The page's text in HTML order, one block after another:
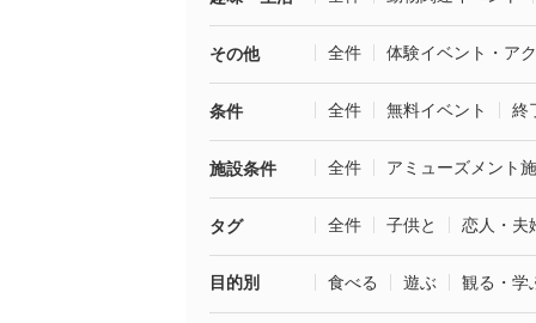
その他 全件 体験イベント・ア
条件 全件 無料イベント 終
施設条件 全件 アミューズメント
タグ 全件 子供と 恋人・夫
目的別 食べる 遊ぶ 観る・学